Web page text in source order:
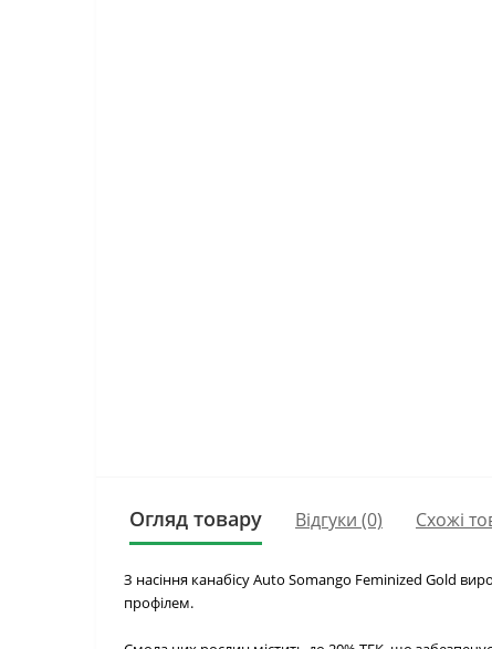
Огляд товару Відгуки (0) Схожі
З насіння канабісу Auto Somango Feminized Gold
профілем.